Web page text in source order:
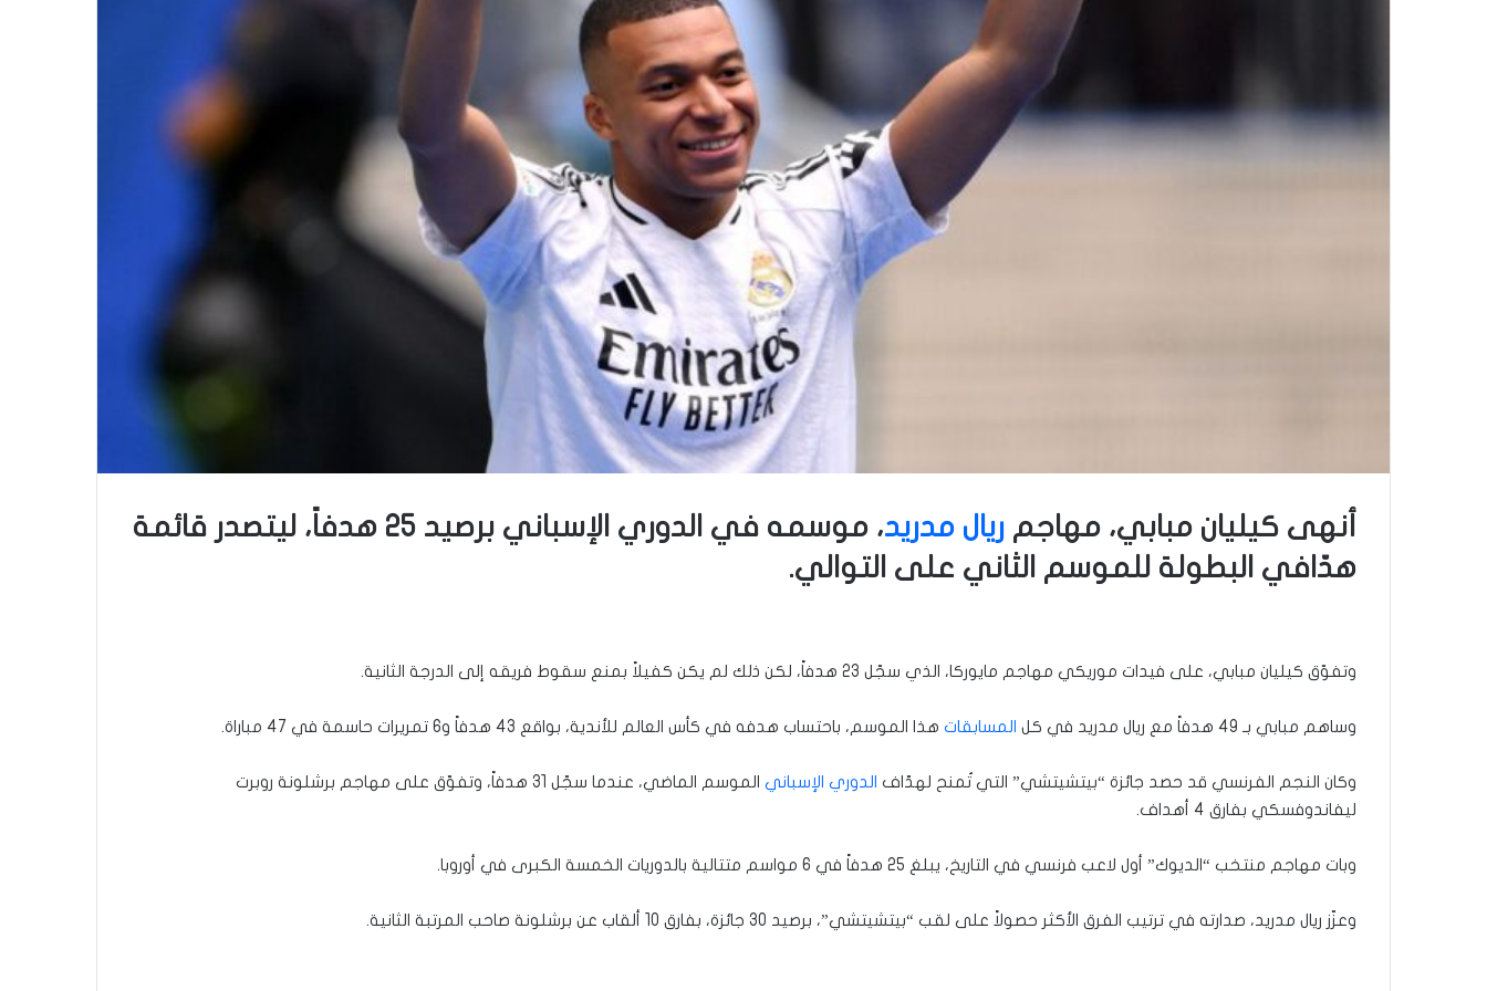
أنهى كيليان مبابي، مهاجم ريال مدريد
، موسمه في الدوري الإسباني برصيد 25 هدفاً، ليتصدر قائمة
هدّافي البطولة للموسم الثاني على التوالي.
وتفوّق كيليان مبابي، على فيدات موريكي مهاجم مايوركا، الذي سجّل 23 هدفاً، لكن ذلك لم يكن كفيلاً بمنع سقوط فريقه إلى الدرجة الثانية.
وساهم مبابي بـ 49 هدفاً مع ريال مدريد في كل المسابقات هذا الموسم، باحتساب هدفه في كأس العالم للأندية، بواقع 43 هدفاً و6 تمريرات حاسمة في 47 مباراة.
وكان النجم الفرنسي قد حصد جائزة “بيتشيتشي” التي تُمنح لهدّاف الدوري الإسباني
الموسم الماضي، عندما سجّل 31 هدفاً، وتفوّق على مهاجم برشلونة روبرت
ليفاندوفسكي بفارق 4 أهداف.
وبات مهاجم منتخب “الديوك” أول لاعب فرنسي في التاريخ، يبلغ 25 هدفاً في 6 مواسم متتالية بالدوريات الخمسة الكبرى في أوروبا.
وعزّز ريال مدريد، صدارته في ترتيب الفرق الأكثر حصولاً على لقب “بيتشيتشي”، برصيد 30 جائزة، بفارق 10 ألقاب عن برشلونة صاحب المرتبة الثانية.